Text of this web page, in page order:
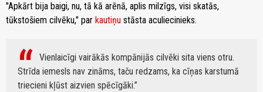
"Apkārt bija baigi, nu, tā kā arēnā, aplis milzīgs, visi skatās,
tūkstošiem cilvēku," par kautiņu stāsta aculiecinieks.
Vienlaicīgi vairākās kompānijās cilvēki sita viens otru.
Strīda iemesls nav zināms, taču redzams, ka cīņas karstumā
triecieni kļūst aizvien spēcīgāki.